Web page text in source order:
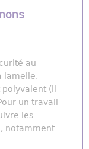
au
lamelle.
(il
un travail
les
notamment